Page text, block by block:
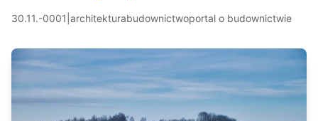
30.11.-0001 architekturabudownictwoportal o budownictwie